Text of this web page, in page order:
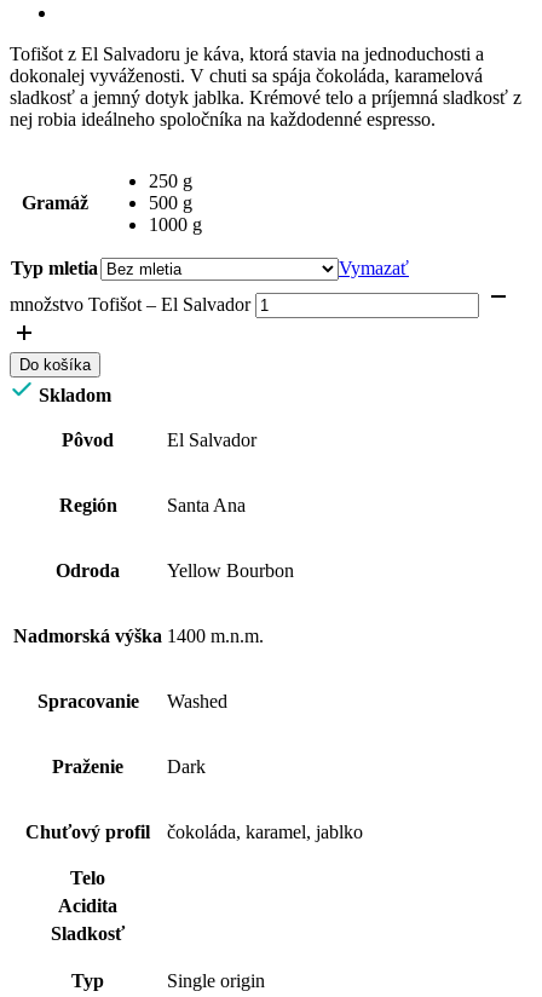
Tofišot z El Salvadoru je káva, ktorá stavia na jednoduchosti a
dokonalej vyváženosti. V chuti sa spája čokoláda, karamelová
sladkosť a jemný dotyk jablka. Krémové telo a príjemná sladkosť z
nej robia ideálneho spoločníka na každodenné espresso.
Gramáž
250 g
500 g
1000 g
Typ mletia
Vymazať
množstvo Tofišot – El Salvador
Do košíka
Skladom
Pôvod El Salvador
Región Santa Ana
Odroda Yellow Bourbon
Nadmorská výška 1400 m.n.m.
Spracovanie Washed
Praženie Dark
Chuťový profil čokoláda, karamel, jablko
Telo
Acidita
Sladkosť
Typ Single origin